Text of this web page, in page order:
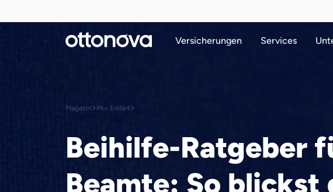
Versicherungen Services
Magazin Pkv Erklärt
Beihilfe-Ratgeber
Beamte: So blickst